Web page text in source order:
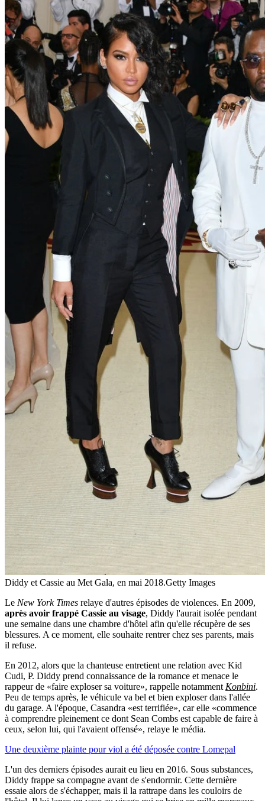
Diddy et Cassie au Met Gala, en mai 2018.Getty Images
Le New York Times relaye d'autres épisodes de violences. En 2009,
après avoir frappé Cassie au visage, Diddy l'aurait isolée pendant
une semaine dans une chambre d'hôtel afin qu'elle récupère de ses
blessures. A ce moment, elle souhaite rentrer chez ses parents, mais
il refuse.
En 2012, alors que la chanteuse entretient une relation avec Kid
Cudi, P. Diddy prend connaissance de la romance et menace le
rappeur de «faire exploser sa voiture», rappelle notamment Konbini.
Peu de temps après, le véhicule va bel et bien exploser dans l'allée
du garage. A l'époque, Casandra «est terrifiée», car elle «commence
à comprendre pleinement ce dont Sean Combs est capable de faire à
ceux, selon lui, qui l'avaient offensé», relaye le média.
Une deuxième plainte pour viol a été déposée contre Lomepal
L'un des derniers épisodes aurait eu lieu en 2016. Sous substances,
Diddy frappe sa compagne avant de s'endormir. Cette dernière
essaie alors de s'échapper, mais il la rattrape dans les couloirs de